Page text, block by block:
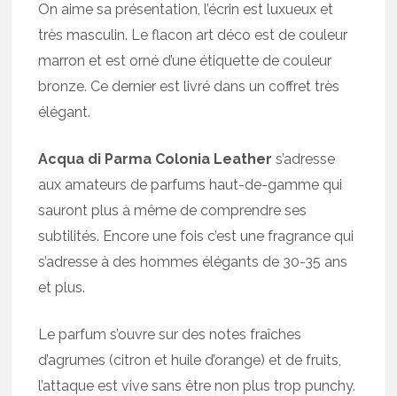
On aime sa présentation, l’écrin est luxueux et
très masculin. Le flacon art déco est de couleur
marron et est orné d’une étiquette de couleur
bronze. Ce dernier est livré dans un coffret très
élégant.
Acqua di Parma Colonia Leather s’adresse
aux amateurs de parfums haut-de-gamme qui
sauront plus à même de comprendre ses
subtilités. Encore une fois c’est une fragrance qui
s’adresse à des hommes élégants de 30-35 ans
et plus.
Le parfum s’ouvre sur des notes fraîches
d’agrumes (citron et huile d’orange) et de fruits,
l’attaque est vive sans être non plus trop punchy.